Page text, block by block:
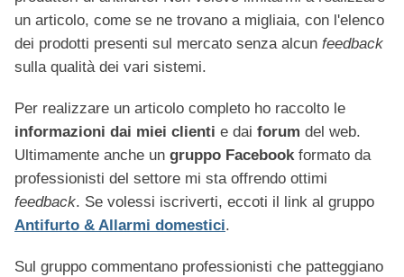
un articolo, come se ne trovano a migliaia, con l'elenco
dei prodotti presenti sul mercato senza alcun feedback
sulla qualità dei vari sistemi.
Per realizzare un articolo completo ho raccolto le
informazioni dai miei clienti e dai forum del web.
Ultimamente anche un gruppo Facebookformato da
professionisti del settore mi sta offrendo ottimi
feedback. Se volessi iscriverti, eccoti il link al gruppo
Antifurto & Allarmi domestici.
Sul gruppo commentano professionisti che patteggiano